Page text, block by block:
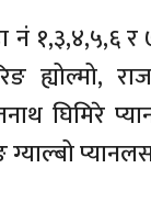
नं १,३,४,५,६ र
ह्योल्मो,
घिमिरे